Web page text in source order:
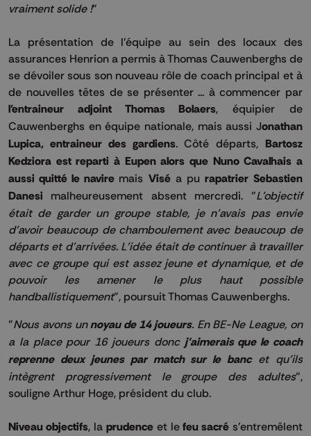
vraiment solide !"
La présentation de l'équipe au sein des locaux des
assurances Henrion a permis à Thomas Cauwenberghs de
se dévoiler sous son nouveau rôle de coach principal et à
de nouvelles têtes de se présenter ... à commencer par
l'entraineur adjoint Thomas Bolaers, équipier de
Cauwenberghs en équipe nationale, mais aussi Jonathan
Lupica, entraineur des gardiens. Côté départs, Bartosz
Kedziora est reparti à Eupen alors que Nuno Cavalhais a
aussi quitté le navire mais Viséa pu rapatrier Sebastien
Danesi malheureusement absent mercredi. "L'objectif
était de garder un groupe stable, je n'avais pas envie
d'avoir beaucoup de chamboulement avec beaucoup de
départs et d'arrivées. L'idée était de continuer à travailler
avec ce groupe qui est assez jeune et dynamique, et de
pouvoir les amener le plus haut possible
handballistiquement", poursuit Thomas Cauwenberghs.
"Nous avons unnoyau de 14 joueurs. En BE-Ne League, on
a la place pour 16 joueurs donc j'aimerais que le coach
reprenne deux jeunes par match sur le bancet qu'ils
intègrent progressivement le groupe des adultes",
souligne Arthur Hoge, président du club.
Niveau objectifs, la prudence et le feu sacré s'entremêlent